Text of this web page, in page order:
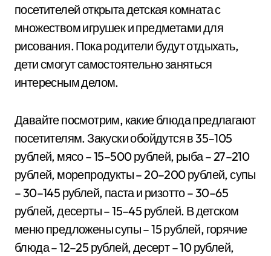
посетителей открыта детская комната с
множеством игрушек и предметами для
рисования. Пока родители будут отдыхать,
дети смогут самостоятельно заняться
интересным делом.
Давайте посмотрим, какие блюда предлагают
посетителям. Закуски обойдутся в 35–105
рублей, мясо – 15–500 рублей, рыба – 27–210
рублей, морепродукты – 20–200 рублей, супы
– 30–145 рублей, паста и ризотто – 30–65
рублей, десерты – 15–45 рублей. В детском
меню предложены супы – 15 рублей, горячие
блюда – 12–25 рублей, десерт – 10 рублей,